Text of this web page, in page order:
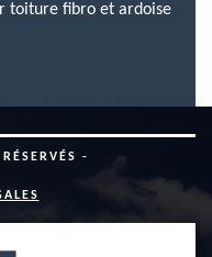
toiture fibro et ardoise
-